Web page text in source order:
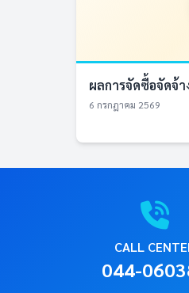
ผลการจัดซื้อจัดจ้
6 กรกฎาคม 2569
CALL
044-